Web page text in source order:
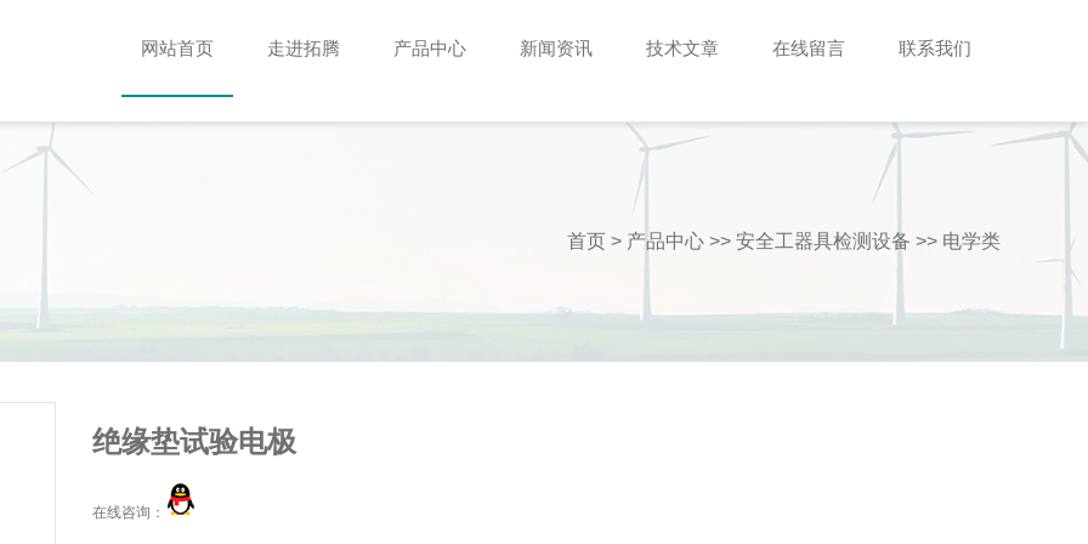
网站首页 走进拓腾 产品中心 新闻资讯 技术文章 在线留言 联系我们
首页 > 产品中心 >> 安全工器具检测设备 >> 电学类
绝缘垫试验电极
在线咨询：